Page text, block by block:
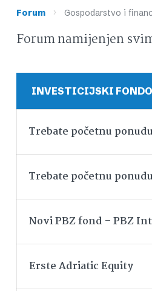
Forum › Gospodarstvo i
Forum namijenjen
INVESTICIJSKI
Trebate početnu
Trebate početnu
Novi PBZ fond – PBZ
Erste Adriatic Equity